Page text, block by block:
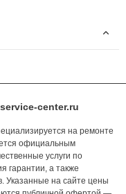
center.ru
на ремонте
официальным
услуги по
гарантии, а также
Указанные на сайте цены